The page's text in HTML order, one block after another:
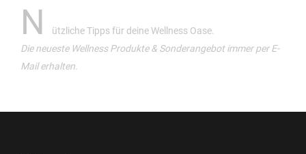
N
ützliche Tipps für deine Wellness Oase.
Die neueste Wellness Produkte & Sonderangebot immer per E-
Mail erhalten.